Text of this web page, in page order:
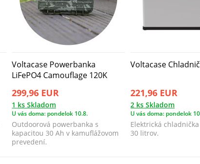
Voltacase Powerbanka
LiFePO4 Camouflage 120K
299,96 EUR
1 ks Skladom
U vás doma: pondelok 10.8.
Outdoorová powerbanka s
kapacitou 30 Ah v kamuflážovom
prevedení.
Voltacase
221,96 EUR
2 ks Skladom
U vás doma: pondelok
Elektrická
30 litrov.